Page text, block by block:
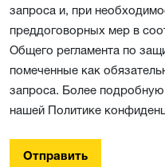
запроса и, при
преддоговорных мер в
Общего регламента по
помеченные как
запроса. Более
нашей Политике
Отправить